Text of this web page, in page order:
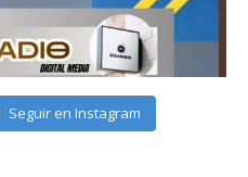
Seguir en Instagram